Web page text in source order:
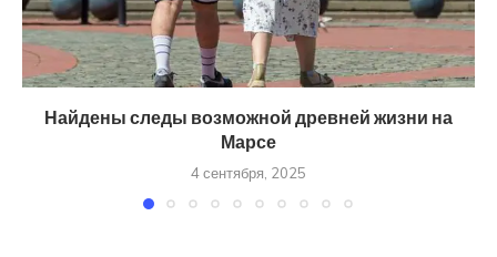
Найдены следы возможной древней жизни на
Марсе
4 сентября, 2025